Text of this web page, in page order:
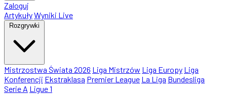
Zaloguj
ArtykułyWyniki Live
Rozgrywki
Mistrzostwa Świata 2026 Liga Mistrzów Liga Europy Liga
Konferencji Ekstraklasa Premier League La Liga Bundesliga
Serie A Ligue 1